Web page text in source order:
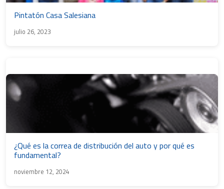
Pintatón Casa Salesiana
julio 26, 2023
¿Qué es la correa de distribución del auto y por qué es
fundamental?
noviembre 12, 2024